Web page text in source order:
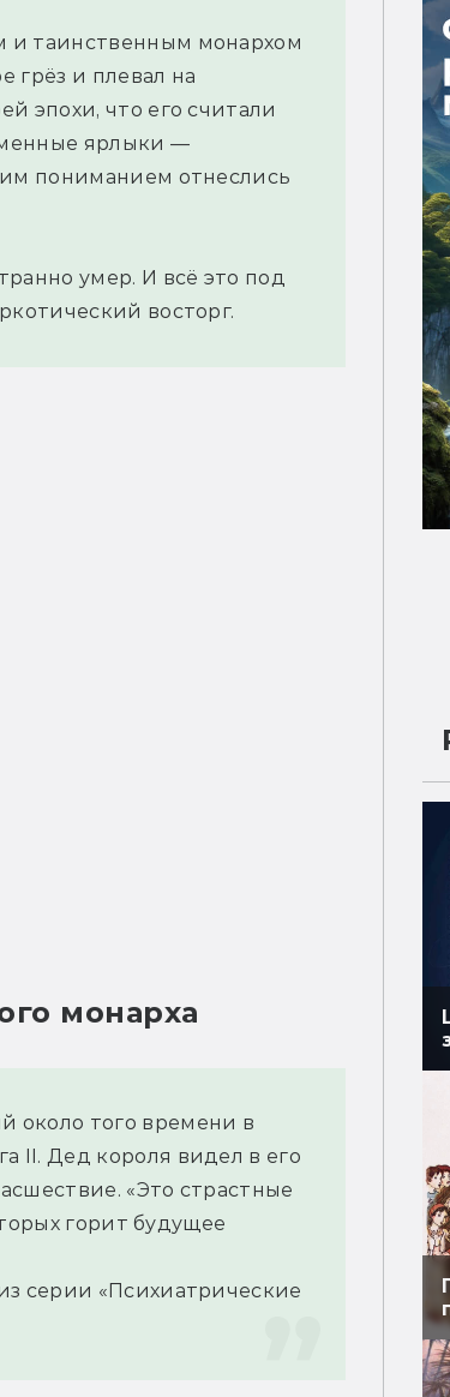
и таинственным монархом
грёз и плевал на
эпохи, что его считали
ярлыки —
пониманием отнеслись
умер. И всё это под
восторг.
монарха
около того времени в
II. Дед короля видел в его
«Это страстные
горит будущее
серии «Психиатрические